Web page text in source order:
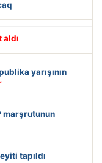
yarışının
marşrutunun
tapıldı